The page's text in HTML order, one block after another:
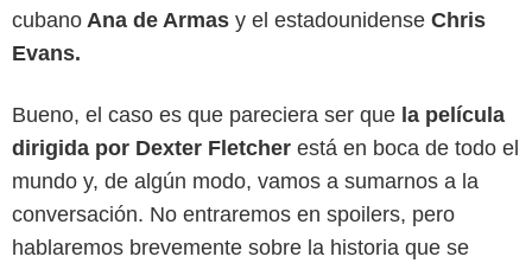
cubano Ana de Armas y el estadounidense Chris
Evans.
Bueno, el caso es que pareciera ser que la película
dirigida por Dexter Fletcher está en boca de todo el
mundo y, de algún modo, vamos a sumarnos a la
conversación. No entraremos en spoilers, pero
hablaremos brevemente sobre la historia que se